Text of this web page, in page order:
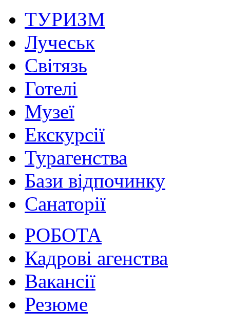
ТУРИЗМ
Лучеськ
Світязь
Готелі
Музеї
Екскурсії
Турагенства
Бази відпочинку
Санаторії
РОБОТА
Кадрові агенства
Вакансії
Резюме